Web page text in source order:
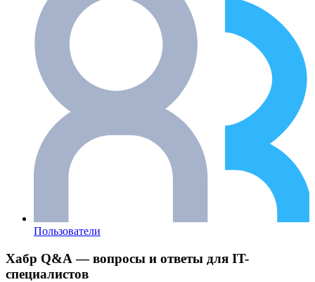
Пользователи
Хабр Q&A — вопросы и ответы для IT-
специалистов